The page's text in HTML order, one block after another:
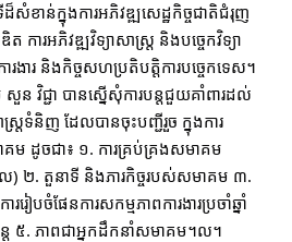
សំខាន់ក្នុងការអភិវឌ្ឍសេដ្ឋកិច្ចជាតិជំរុញ
ឌិត ការអភិវឌ្ឍវិទ្យាសាស្ត្រ និងបច្ចេកវិទ្យា
ារងារ និងកិច្ចសហប្រតិបត្តិការបច្ចេកទេស។
ន វិជ្ជា បានស្នើសុំការបន្តជួយគាំពារដល់
តទំនិញ ដែលបានចុះបញ្ជីរួច ក្នុងការ
ម ដូចជា៖ ១. ការគ្រប់គ្រងសមាគម
ល) ២. តួនាទី និងភារកិច្ចរបស់សមាគម ៣.
ររៀបចំផែនការសកម្មភាពការងារប្រចាំឆ្នាំ
៥. ភាពជាអ្នកដឹកនាំសមាគម។ល។